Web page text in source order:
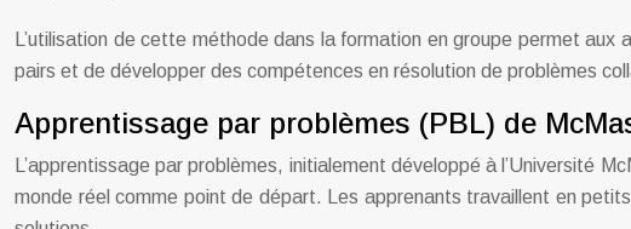
L’utilisation de cette méthode dans la formation en groupe permet
pairs et de développer des compétences en résolution de problèmes
Apprentissage par problèmes (PBL) de
L’apprentissage par problèmes, initialement développé à l’Université
monde réel comme point de départ. Les apprenants travaillent en